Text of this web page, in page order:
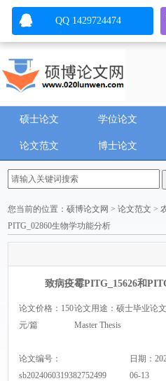
硕士论文 学位论文
论文范文 博士论文
您当前的位置：硕博论文网 >论文范文 >
PITG_02860生物学功能分析
致病疫霉PITG_15626和
论文价格：150
元/篇
论文用途：硕士毕业论文
Master Thesis
论文编号：
sb2024060319382752499
日期：
06-13
QQ 1429724474